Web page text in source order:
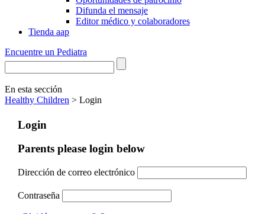
Difunda el mensaje
Editor médico y colaboradores
Tienda aap
Encuentre un Pediatra
En esta sección
Healthy Children > Login
Login
Parents please login below
Dirección de correo electrónico
Contraseña